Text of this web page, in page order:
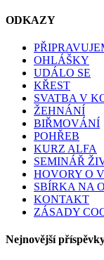
ODKAZY
OHLÁŠKY
UDÁLO SE
KŘEST
SVATBA V
ŽEHNÁNÍ
BIŘMOVÁNÍ
POHŘEB
KURZ ALFA
SEMINÁŘ
HOVORY O
SBÍRKA NA
KONTAKT
ZÁSADY
Nejnovější